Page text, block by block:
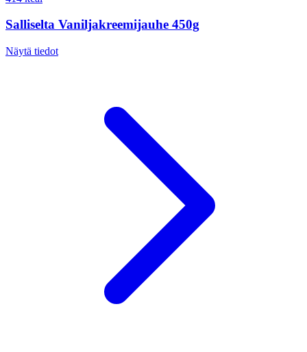
Salliselta Vaniljakreemijauhe 450g
Näytä tiedot